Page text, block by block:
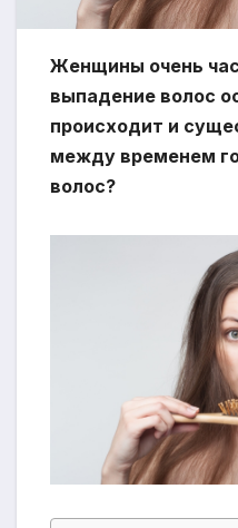
Женщины очень
выпадение волос
происходит и
между временем
волос?